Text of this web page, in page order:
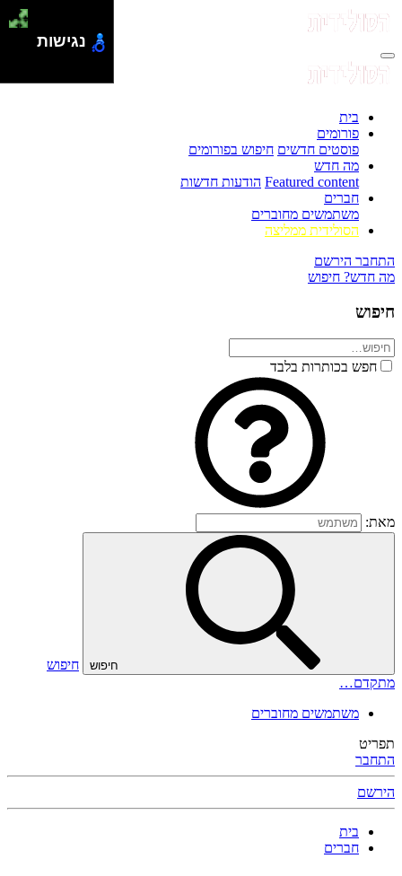
בית
פורומים
פוסטים חדשים חיפוש בפורומים
מה חדש
Featured content הודעות חדשות
חברים
משתמשים מחוברים
הסולידית ממליצה
התחבר הירשם
מה חדש? חיפוש
חיפוש
חפש בכותרות בלבד
מאת:
חיפוש
חיפוש
מתקדם…
משתמשים מחוברים
תפריט
התחבר
הירשם
בית
חברים
נגישות